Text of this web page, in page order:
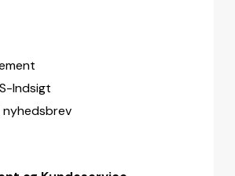
Indsigt
nyhedsbrev